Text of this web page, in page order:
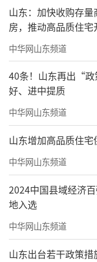
山东：加快收购存
房，推动高品质住宅
中华网山东频道
40条！山东再出“
好、进中提质
中华网山东频道
山东增加高品质住
中华网山东频道
2024中国县域经济
地入选
中华网山东频道
山东出台若干政策